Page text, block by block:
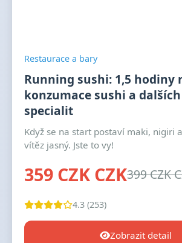
Restaurace a bary
Running sushi: 1,5 hodiny
konzumace sushi a
specialit
Když se na start postaví maki, nigiri
vítěz jasný. Jste to vy!
359 CZK CZK399 CZK
4.3 (253)
Zobrazit detail